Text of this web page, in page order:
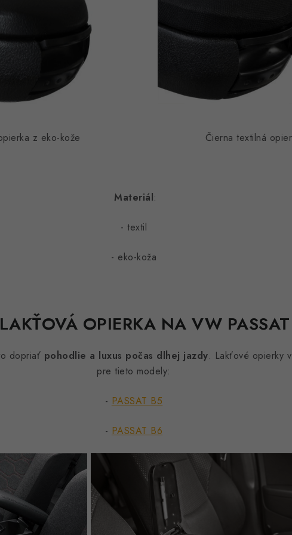
opierka z eko-kože Čierna textilná
Materiál:
- textil
- eko-koža
OPIERKA NA VW PASSAT
dopriať pohodlie a luxus počas dlhej jazdy. Lakťové opierky
pre tieto modely:
- PASSAT B5
- PASSAT B6